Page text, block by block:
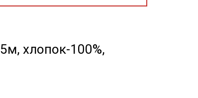
хлопок-100%,